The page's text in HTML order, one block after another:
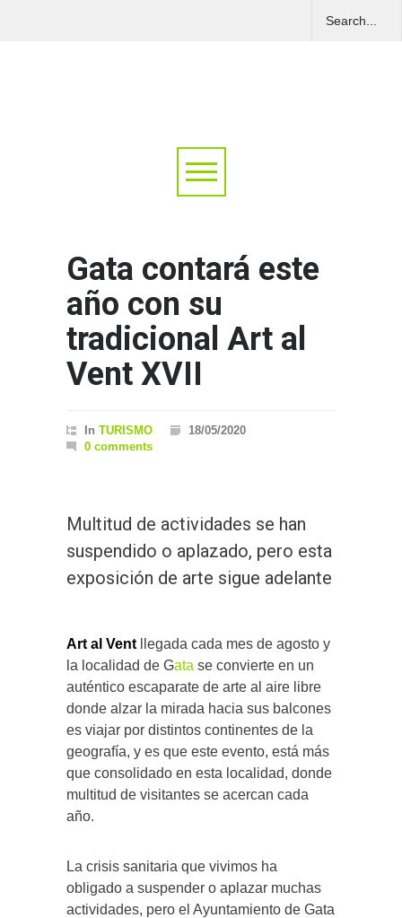
Gata contará este
año con su
tradicional Art al
Vent XVII
In TURISMO
18/05/2020
0 comments
Multitud de actividades se han
suspendido o aplazado, pero esta
exposición de arte sigue adelante
Art al Vent llegada cada mes de agosto y
la localidad de Gata se convierte en un
auténtico escaparate de arte al aire libre
donde alzar la mirada hacia sus balcones
es viajar por distintos continentes de la
geografía, y es que este evento, está más
que consolidado en esta localidad, donde
multitud de visitantes se acercan cada
año.
La crisis sanitaria que vivimos ha
obligado a suspender o aplazar muchas
actividades, pero el Ayuntamiento de Gata